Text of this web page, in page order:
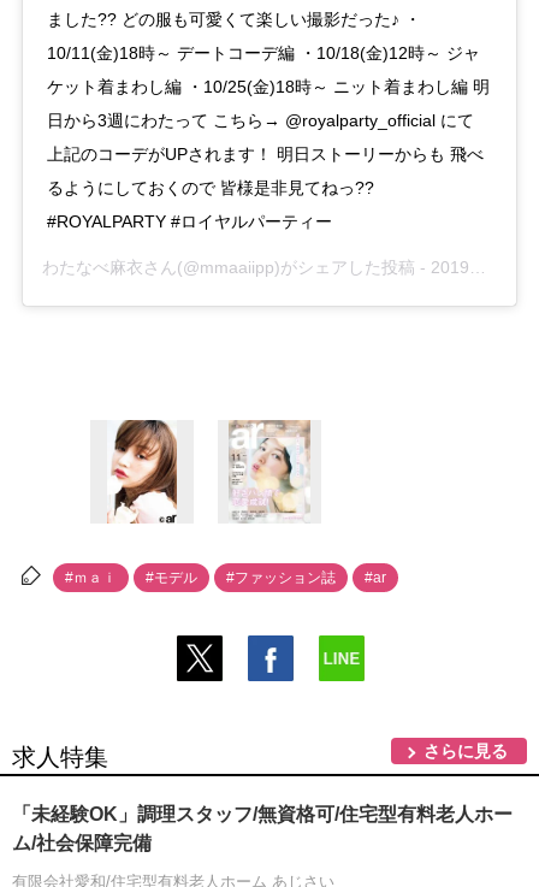
ました?? どの服も可愛くて楽しい撮影だった♪ ・
10/11(金)18時～ デートコーデ編 ・10/18(金)12時～ ジャ
ケット着まわし編 ・10/25(金)18時～ ニット着まわし編 明
日から3週にわたって こちら→ @royalparty_official にて
上記のコーデがUPされます！ 明日ストーリーからも 飛べ
るようにしておくので 皆様是非見てねっ??
#ROYALPARTY #ロイヤルパーティー
わたなべ麻衣さん(@mmaaiipp)がシェアした投稿 - 2019年10月月10日午前4時55分PDT
#ｍａｉ #モデル #ファッション誌 #ar
求人特集 さらに見る
「未経験OK」調理スタッフ/無資格可/住宅型有料老人ホー
ム/社会保障完備
有限会社愛和/住宅型有料老人ホーム あじさい